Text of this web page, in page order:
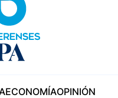
ECONOMÍAOPINIÓN